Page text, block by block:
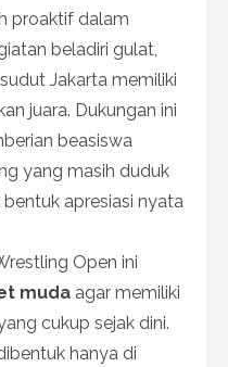
proaktif dalam
beladiri gulat,
Jakarta memiliki
juara. Dukungan ini
beasiswa
yang masih duduk
apresiasi nyata
Open ini
muda agar memiliki
cukup sejak dini.
hanya di